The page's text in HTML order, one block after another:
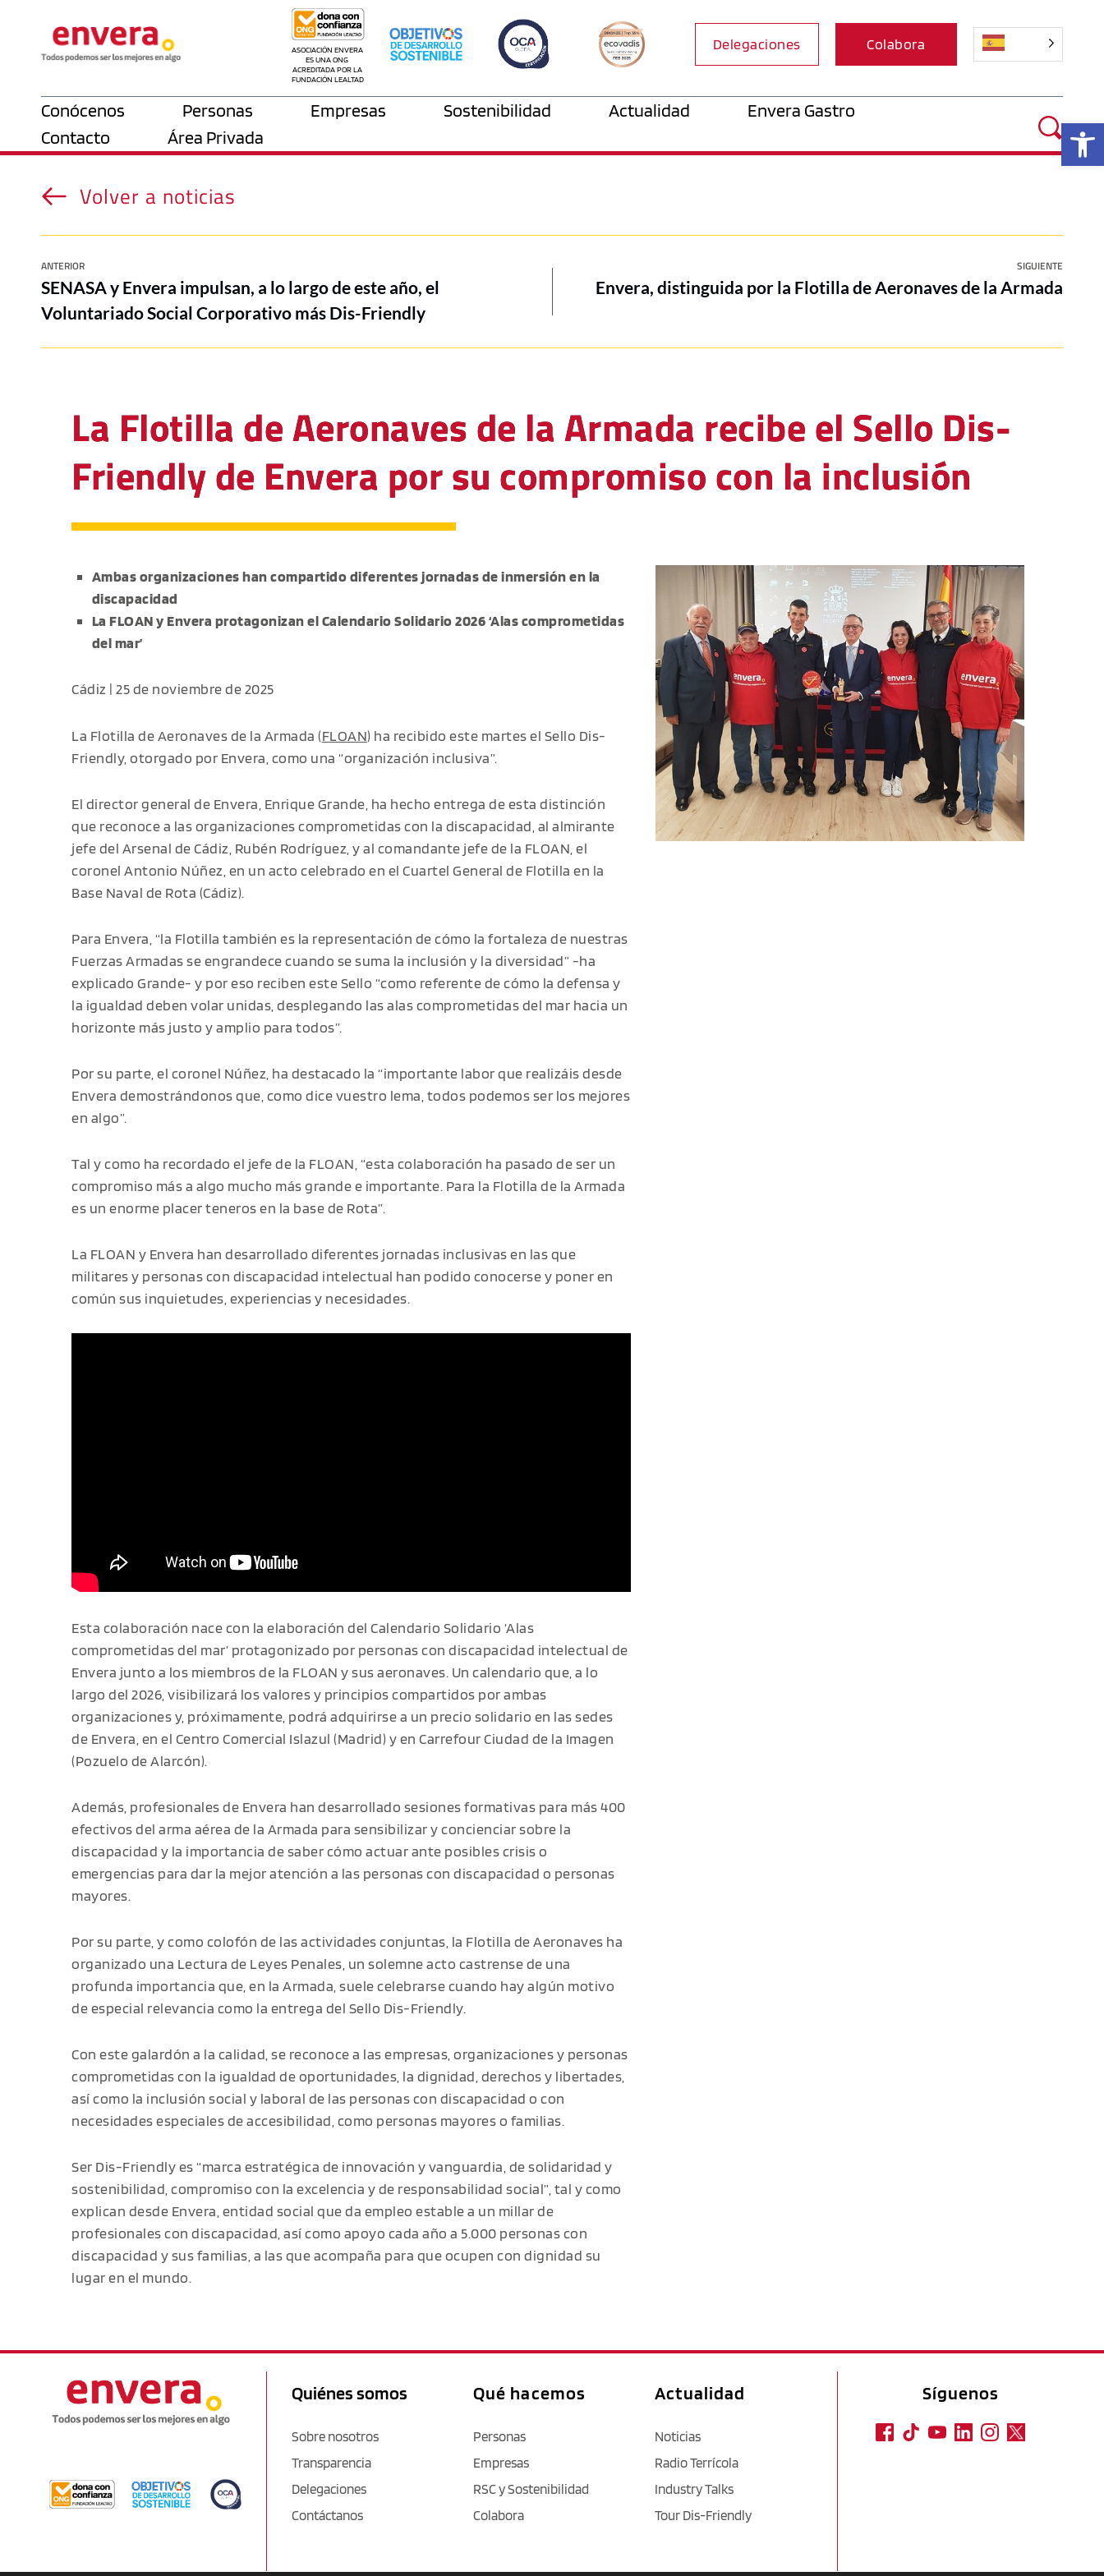
ASOCIACIÓN ENVERA
ES UNA ONG
ACREDITADA POR LA
FUNDACIÓN LEALTAD
Delegaciones Colabora
Conócenos Personas Empresas Sostenibilidad Actualidad
Envera Gastro
Contacto
Área Privada
Volver a noticias
ANTERIOR SIGUIENTE
SENASA y Envera impulsan, a lo largo de este año, el
Voluntariado Social Corporativo más Dis-Friendly
Envera, distinguida por la Flotilla de Aeronaves de la Armada
La Flotilla de Aeronaves de la Armada recibe el Sello Dis-
Friendly de Envera por su compromiso con la inclusión
Ambas organizaciones han compartido diferentes jornadas de inmersión en la
discapacidad
La FLOAN y Envera protagonizan el Calendario Solidario 2026 ‘Alas comprometidas
del mar’
Cádiz | 25 de noviembre de 2025
La Flotilla de Aeronaves de la Armada (FLOAN) ha recibido este martes el Sello Dis-
Friendly, otorgado por Envera, como una “organización inclusiva”.
El director general de Envera, Enrique Grande, ha hecho entrega de esta distinción
que reconoce a las organizaciones comprometidas con la discapacidad, al almirante
jefe del Arsenal de Cádiz, Rubén Rodríguez, y al comandante jefe de la FLOAN, el
coronel Antonio Núñez, en un acto celebrado en el Cuartel General de Flotilla en la
Base Naval de Rota (Cádiz).
Para Envera, “la Flotilla también es la representación de cómo la fortaleza de nuestras
Fuerzas Armadas se engrandece cuando se suma la inclusión y la diversidad” -ha
explicado Grande- y por eso reciben este Sello “como referente de cómo la defensa y
la igualdad deben volar unidas, desplegando las alas comprometidas del mar hacia un
horizonte más justo y amplio para todos”.
Por su parte, el coronel Núñez, ha destacado la “importante labor que realizáis desde
Envera demostrándonos que, como dice vuestro lema, todos podemos ser los mejores
en algo”.
Tal y como ha recordado el jefe de la FLOAN, “esta colaboración ha pasado de ser un
compromiso más a algo mucho más grande e importante. Para la Flotilla de la Armada
es un enorme placer teneros en la base de Rota”.
La FLOAN y Envera han desarrollado diferentes jornadas inclusivas en las que
militares y personas con discapacidad intelectual han podido conocerse y poner en
común sus inquietudes, experiencias y necesidades.
Esta colaboración nace con la elaboración del Calendario Solidario ‘Alas
comprometidas del mar’ protagonizado por personas con discapacidad intelectual de
Envera junto a los miembros de la FLOAN y sus aeronaves. Un calendario que, a lo
largo del 2026, visibilizará los valores y principios compartidos por ambas
organizaciones y, próximamente, podrá adquirirse a un precio solidario en las sedes
de Envera, en el Centro Comercial Islazul (Madrid) y en Carrefour Ciudad de la Imagen
(Pozuelo de Alarcón).
Además, profesionales de Envera han desarrollado sesiones formativas para más 400
efectivos del arma aérea de la Armada para sensibilizar y concienciar sobre la
discapacidad y la importancia de saber cómo actuar ante posibles crisis o
emergencias para dar la mejor atención a las personas con discapacidad o personas
mayores.
Por su parte, y como colofón de las actividades conjuntas, la Flotilla de Aeronaves ha
organizado una Lectura de Leyes Penales, un solemne acto castrense de una
profunda importancia que, en la Armada, suele celebrarse cuando hay algún motivo
de especial relevancia como la entrega del Sello Dis-Friendly.
Con este galardón a la calidad, se reconoce a las empresas, organizaciones y personas
comprometidas con la igualdad de oportunidades, la dignidad, derechos y libertades,
así como la inclusión social y laboral de las personas con discapacidad o con
necesidades especiales de accesibilidad, como personas mayores o familias.
Ser Dis-Friendly es “marca estratégica de innovación y vanguardia, de solidaridad y
sostenibilidad, compromiso con la excelencia y de responsabilidad social”, tal y como
explican desde Envera, entidad social que da empleo estable a un millar de
profesionales con discapacidad, así como apoyo cada año a 5.000 personas con
discapacidad y sus familias, a las que acompaña para que ocupen con dignidad su
lugar en el mundo.
Quiénes somos
Sobre nosotros
Transparencia
Delegaciones
Contáctanos
Qué hacemos
Personas
Empresas
RSC y Sostenibilidad
Colabora
Actualidad
Noticias
Radio Terrícola
Industry Talks
Tour Dis-Friendly
Síguenos